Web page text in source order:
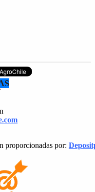
proporcionadas por: